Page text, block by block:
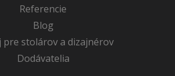
Referencie
Blog
pre stolárov a dizajnérov
Dodávatelia